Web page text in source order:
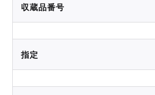
収蔵品番号
指定